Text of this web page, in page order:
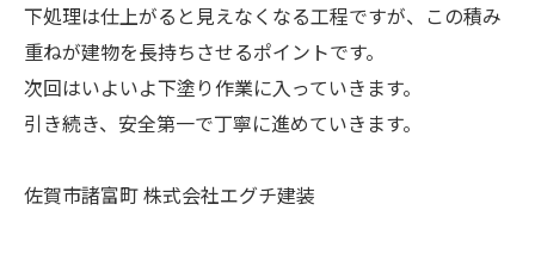
下処理は仕上がると見えなくなる工程ですが、この積み
重ねが建物を長持ちさせるポイントです。
次回はいよいよ下塗り作業に入っていきます。
引き続き、安全第一で丁寧に進めていきます。
佐賀市諸富町 株式会社エグチ建装